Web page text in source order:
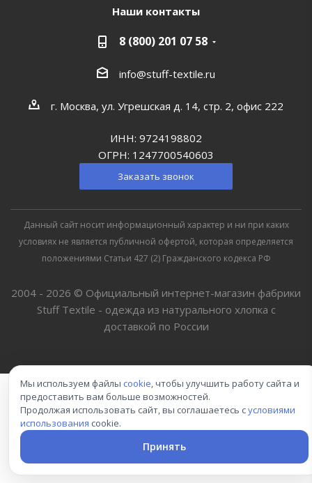
Наши контакты
8 (800) 201 07 58
info@stuff-textile.ru
г. Москва, ул. Угрешская д. 14, стр. 2, офис 222
ИНН: 9724198802
ОГРН: 1247700540603
Заказать звонок
Данный сайт носит информационный характер и ни при каких
условиях не является публичной офертой, которая определяется
положениями Статьи 427 (2) Гражданского кодекса РФ
2004 - 2026 © Официальный интернет-магазин фабрики
Stuff Textile - одежда из натурального хлопка с
доставкой по России
Мы используем файлы cookie, чтобы улучшить работу сайта и
предоставить вам больше возможностей.
Продолжая использовать сайт, вы соглашаетесь сусловиями
использования cookie.
Принять